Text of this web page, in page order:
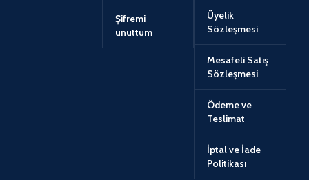
Şifremi
unuttum
Üyelik
Sözleşmesi
Mesafeli Satış
Sözleşmesi
Ödeme ve
Teslimat
İptal ve İade
Politikası